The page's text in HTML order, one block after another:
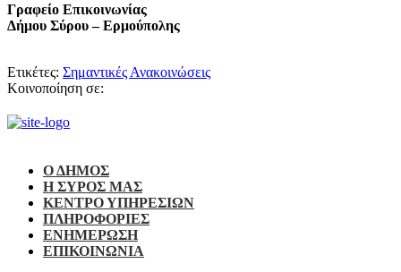
Γραφείο Επικοινωνίας
Δήμου Σύρου – Ερμούπολης
Ετικέτες: Σημαντικές Ανακοινώσεις
Κοινοποίηση σε:
Ο ΔΗΜΟΣ
Η ΣΥΡΟΣ ΜΑΣ
ΚΕΝΤΡΟ ΥΠΗΡΕΣΙΩΝ
ΠΛΗΡΟΦΟΡΙΕΣ
ΕΝΗΜΕΡΩΣΗ
ΕΠΙΚΟΙΝΩΝΙΑ